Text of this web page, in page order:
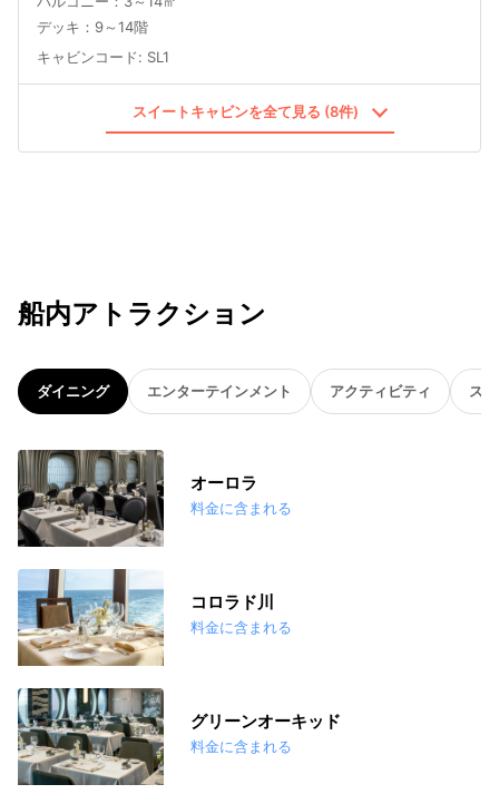
デッキ：9～14階
キャビンコード: SL1
スイートキャビンを全て見る (8件)
船内アトラクション
ダイニング エンターテインメント アクティビティ ス
オーロラ
料金に含まれる
コロラド川
料金に含まれる
グリーンオーキッド
料金に含まれる